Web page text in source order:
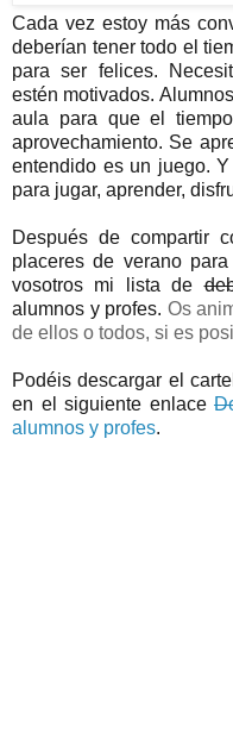
Cada vez estoy más
deberían tener todo el
para ser felices.
estén motivados.
aula para que el
aprovechamiento. Se
entendido es un juego.
para jugar, aprender,
Después de compartir
placeres de verano
vosotros mi lista de
alumnos y profes. Os
de ellos o todos, si es
Podéis descargar el
en el siguiente enlace
alumnos y profes.